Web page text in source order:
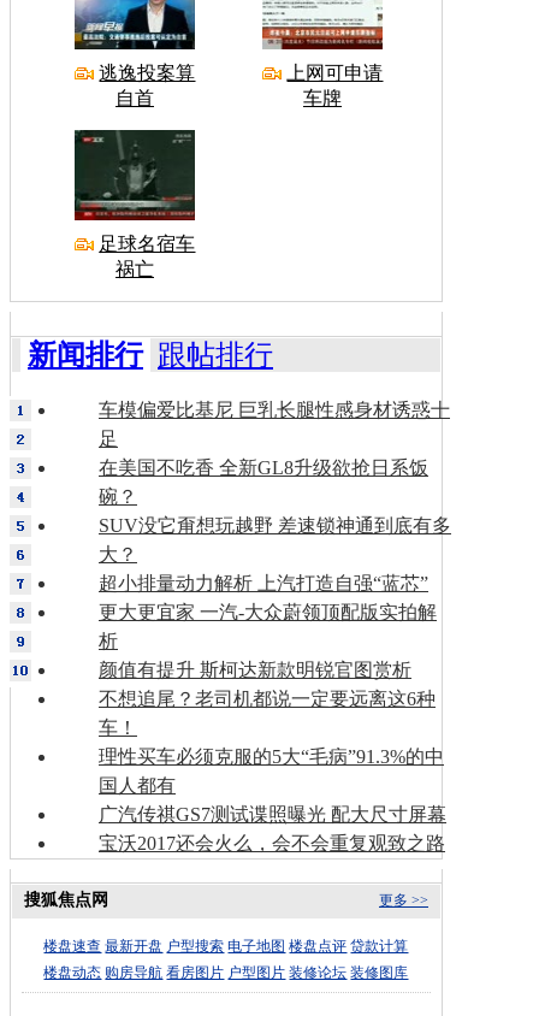
逃逸投案算
自首
上网可申请
车牌
足球名宿车
祸亡
新闻排行 跟帖排行
车模偏爱比基尼 巨乳长腿性感身材诱惑十
足
在美国不吃香 全新GL8升级欲抢日系饭
碗？
SUV没它甭想玩越野 差速锁神通到底有多
大？
超小排量动力解析 上汽打造自强“蓝芯”
更大更宜家 一汽-大众蔚领顶配版实拍解
析
颜值有提升 斯柯达新款明锐官图赏析
不想追尾？老司机都说一定要远离这6种
车！
理性买车必须克服的5大“毛病”91.3%的中
国人都有
广汽传祺GS7测试谍照曝光 配大尺寸屏幕
宝沃2017还会火么，会不会重复观致之路
更多 >>
搜狐焦点网
楼盘速查 最新开盘 户型搜索 电子地图 楼盘点评 贷款计算
楼盘动态 购房导航 看房图片 户型图片 装修论坛 装修图库